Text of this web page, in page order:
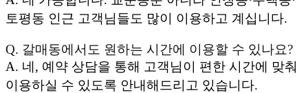
토평동 인근 고객님들도 많이 이용하고 계십니다.
Q. 갈매동에서도 원하는 시간에 이용할 수 있나요?
A. 네, 예약 상담을 통해 고객님이 편한 시간에 맞춰
이용하실 수 있도록 안내해드리고 있습니다.